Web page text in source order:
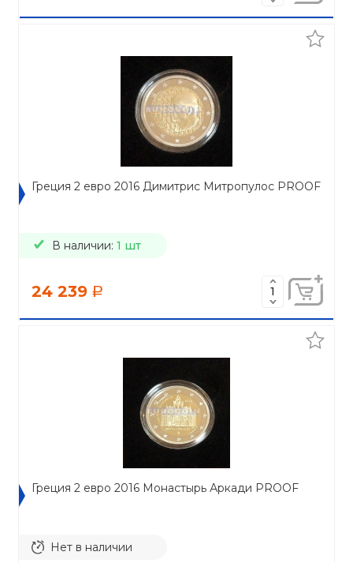
Греция 2 евро 2016 Димитрис Митропулос PROOF
В наличии: 1 шт
24 239 a
Греция 2 евро 2016 Монастырь Аркади PROOF
Нет в наличии